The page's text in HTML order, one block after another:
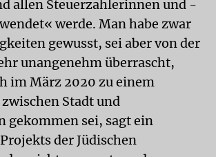
allen Steuerzahlerinnen und -
werde. Man habe zwar
gewusst, sei aber von der
unangenehm überrascht,
im März 2020 zu einem
Stadt und
gekommen sei, sagt ein
der Jüdischen